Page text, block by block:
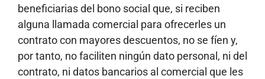
beneficiarias del bono social que, si reciben
alguna llamada comercial para ofrecerles un
contrato con mayores descuentos, no se fíen y,
por tanto, no faciliten ningún dato personal, ni del
contrato, ni datos bancarios al comercial que les